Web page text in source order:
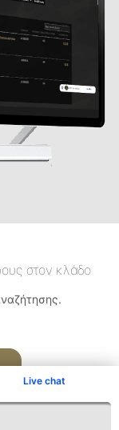
Live chat
στον κλάδο